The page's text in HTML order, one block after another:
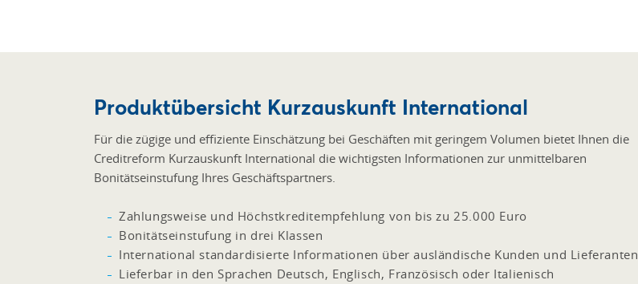
Produktübersicht Kurzauskunft International
Für die zügige und effiziente Einschätzung bei Geschäften mit geringem Volumen bietet Ihnen die
Creditreform Kurzauskunft International die wichtigsten Informationen zur unmittelbaren
Bonitätseinstufung Ihres Geschäftspartners.
Zahlungsweise und Höchstkreditempfehlung von bis zu 25.000 Euro
Bonitätseinstufung in drei Klassen
International standardisierte Informationen über ausländische Kunden und Lieferanten
Lieferbar in den Sprachen Deutsch, Englisch, Französisch oder Italienisch